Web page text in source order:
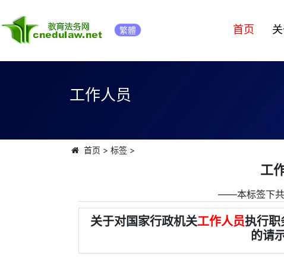
繁體 首页
工作人员
首页 > 标签>
工
――本标签下
关于对国家行政机关工作人员执行职
的请